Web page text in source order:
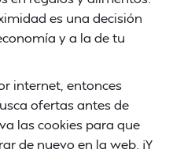
es una decisión
y a la de tu
internet, entonces
ofertas antes de
las cookies para que
de nuevo en la web. ¡Y